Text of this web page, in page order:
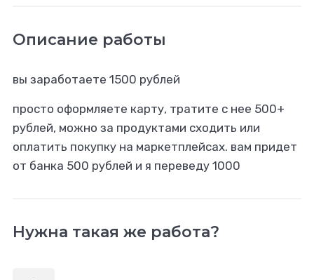
Описание работы
вы заработаете 1500 рублей
просто оформляете карту, тратите с нее 500+
рублей, можно за продуктами сходить или
оплатить покупку на маркетплейсах. вам придет
от банка 500 рублей и я переведу 1000
Нужна такая же работа?